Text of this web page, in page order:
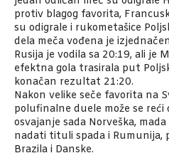
protiv blagog favorita,
su odigrale i rukometašice
dela meča vođena je
Rusija je vodila sa 20:19, ali je
efektna gola trasirala put
konačan rezultat 21:20.
Nakon velike seče favorita na
polufinalne duele može se
osvajanje sada Norveška,
nadati tituli spada i Rumunija,
Brazila i Danske.